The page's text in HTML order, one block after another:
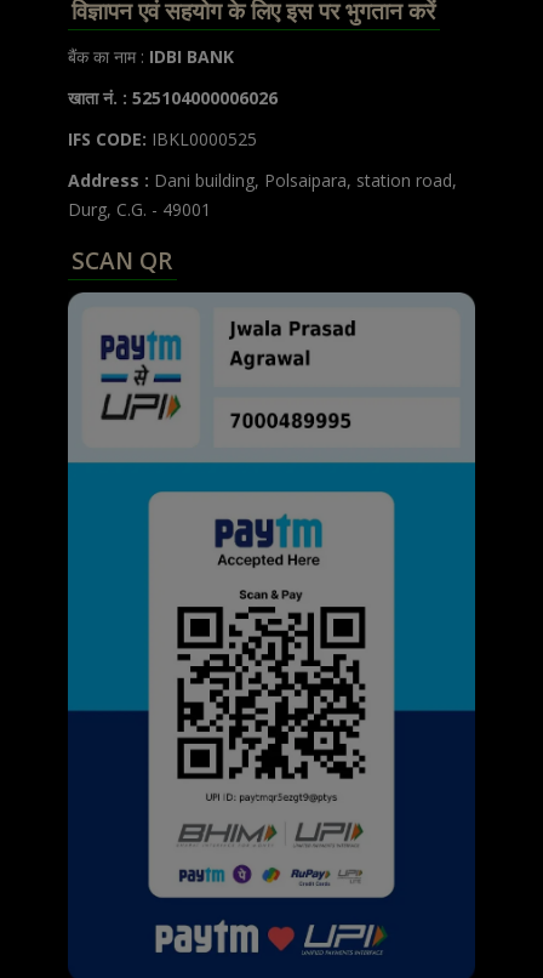
विज्ञापन एवं सहयोग के लिए इस पर भुगतान करें
बैंक का नाम : IDBI BANK
खाता नं. : 525104000006026
IFS CODE: IBKL0000525
Address : Dani building, Polsaipara, station road,
Durg, C.G. - 49001
SCAN QR